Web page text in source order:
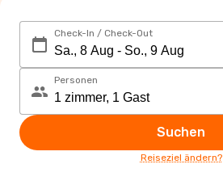
Check-In / Check-Out
Personen
Suchen
Reiseziel ändern?